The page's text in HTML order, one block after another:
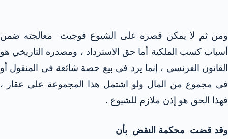
ومن ثم لا يمكن قصره على الشيوع فوجبت معالجته ضمن
أسباب كسب الملكية أما حق الاسترداد ، ومصدره التاريخي هو
القانون الفرنسي ، إنما يرد فى بيع حصة شائعة فى المنقول أو
فى مجموع من المال ولو اشتمل هذا المجموعة على عقار ،
فهذا الحق هو إذن ملازم للشيوع .
وقد قضت محكمة النقض بأن